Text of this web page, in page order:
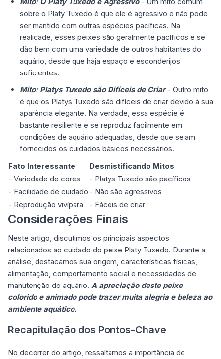
sobre o Platy Tuxedo é que ele é agressivo e não pode
ser mantido com outras espécies pacíficas. Na
realidade, esses peixes são geralmente pacíficos e se
dão bem com uma variedade de outros habitantes do
aquário, desde que haja espaço e esconderijos
suficientes.
Mito: Platys Tuxedo são Difíceis de Criar- Outro mito
é que os Platys Tuxedo são difíceis de criar devido à sua
aparência elegante. Na verdade, essa espécie é
bastante resiliente e se reproduz facilmente em
condições de aquário adequadas, desde que sejam
fornecidos os cuidados básicos necessários.
Fato Interessante
Desmistificando Mitos
- Variedade de cores
- Platys Tuxedo são pacíficos
- Facilidade de cuidado - Não são agressivos
- Reprodução vivípara
- Fáceis de criar
Considerações Finais
Neste artigo, discutimos os principais aspectos
relacionados ao cuidado do peixe Platy Tuxedo. Durante a
análise, destacamos sua origem, características físicas,
alimentação, comportamento social e necessidades de
manutenção do aquário. A apreciação deste peixe
colorido e animado pode trazer muita alegria e beleza ao
ambiente aquático.
Recapitulação dos Pontos-Chave
No decorrer do artigo, ressaltamos a importância de